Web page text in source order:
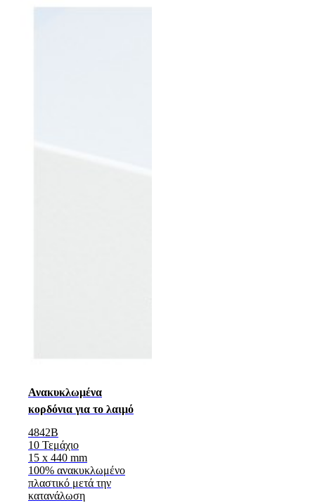
Ανακυκλωμένα
κορδόνια για το λαιμό
4842B
10 Τεμάχιο
15 x 440 mm
100% ανακυκλωμένο
πλαστικό μετά την
κατανάλωση